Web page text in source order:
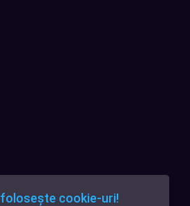
cookie-uri!